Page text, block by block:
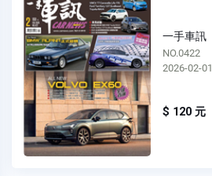
一手車訊
NO.0422
2026-02-01
$ 120 元